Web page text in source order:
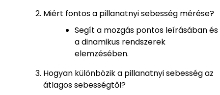
Miért fontos a pillanatnyi sebesség mérése?
Segít a mozgás pontos leírásában és
a dinamikus rendszerek
elemzésében.
Hogyan különbözik a pillanatnyi sebesség az
átlagos sebességtől?